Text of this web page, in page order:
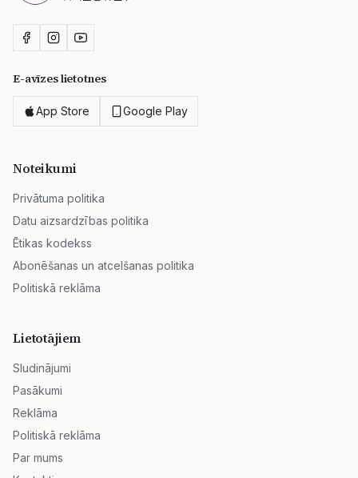
E-avīzes lietotnes
App Store Google Play
Noteikumi
Privātuma politika
Datu aizsardzības politika
Ētikas kodekss
Abonēšanas un atcelšanas politika
Politiskā reklāma
Lietotājiem
Sludinājumi
Pasākumi
Reklāma
Politiskā reklāma
Par mums